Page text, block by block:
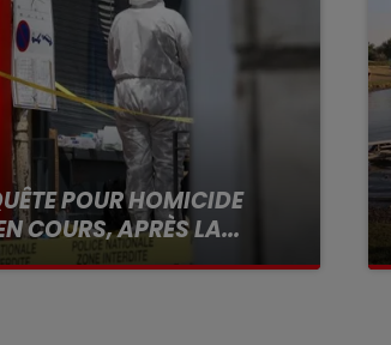
POUR HOMICIDE
COURS, APRÈS LA...
éléments, le logement